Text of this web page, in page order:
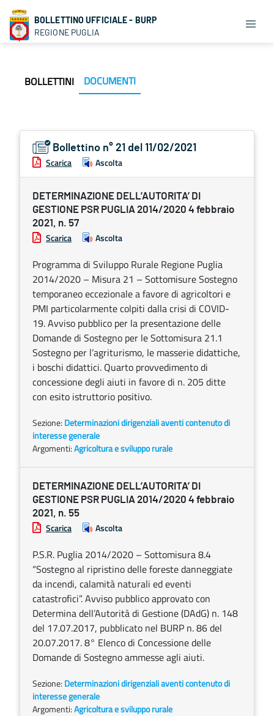
BOLLETTINO UFFICIALE - BURP
REGIONE PUGLIA
BOLLETTINI DOCUMENTI
Bollettino n° 21 del 11/02/2021
Scarica Ascolta
DETERMINAZIONE DELL’AUTORITA’ DI
GESTIONE PSR PUGLIA 2014/2020 4 febbraio
2021, n. 57
Scarica Ascolta
Programma di Sviluppo Rurale Regione Puglia
2014/2020 – Misura 21 – Sottomisure Sostegno
temporaneo eccezionale a favore di agricoltori e
PMI particolarmente colpiti dalla crisi di COVID-
19. Avviso pubblico per la presentazione delle
Domande di Sostegno per le Sottomisura 21.1
Sostegno per l’agriturismo, le masserie didattiche,
i boschi didattici. Quarto provvedimento di
concessione degli aiuti in favore di n. 205 ditte
con esito istruttorio positivo.
Sezione: Determinazioni dirigenziali aventi contenuto di
interesse generale
Argomenti:Agricoltura e sviluppo rurale
DETERMINAZIONE DELL’AUTORITA’ DI
GESTIONE PSR PUGLIA 2014/2020 4 febbraio
2021, n. 55
Scarica Ascolta
P.S.R. Puglia 2014/2020 – Sottomisura 8.4
“Sostegno al ripristino delle foreste danneggiate
da incendi, calamità naturali ed eventi
catastrofici”. Avviso pubblico approvato con
Determina dell’Autorità di Gestione (DAdG) n. 148
del 17.07.2017, pubblicato nel BURP n. 86 del
20.07.2017. 8° Elenco di Concessione delle
Domande di Sostegno ammesse agli aiuti.
Sezione: Determinazioni dirigenziali aventi contenuto di
interesse generale
Argomenti:Agricoltura e sviluppo rurale